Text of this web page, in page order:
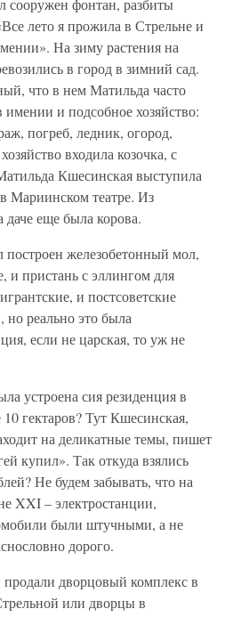
сооружен фонтан, разбиты
лето я прожила в Стрельне и
На зиму растения на
в город в зимний сад.
что в нем Матильда часто
и подсобное хозяйство:
погреб, ледник, огород,
входила козочка, с
Кшесинская выступила
Мариинском театре. Из
еще была корова.
построен железобетонный мол,
и пристань с эллингом для
и постсоветские
реально это была
если не царская, то уж не
устроена сия резиденция в
гектаров? Тут Кшесинская,
на деликатные темы, пишет
купил». Так откуда взялись
Не будем забывать, что на
XXI – электростанции,
были штучными, а не
дорого.
дворцовый комплекс в
или дворцы в